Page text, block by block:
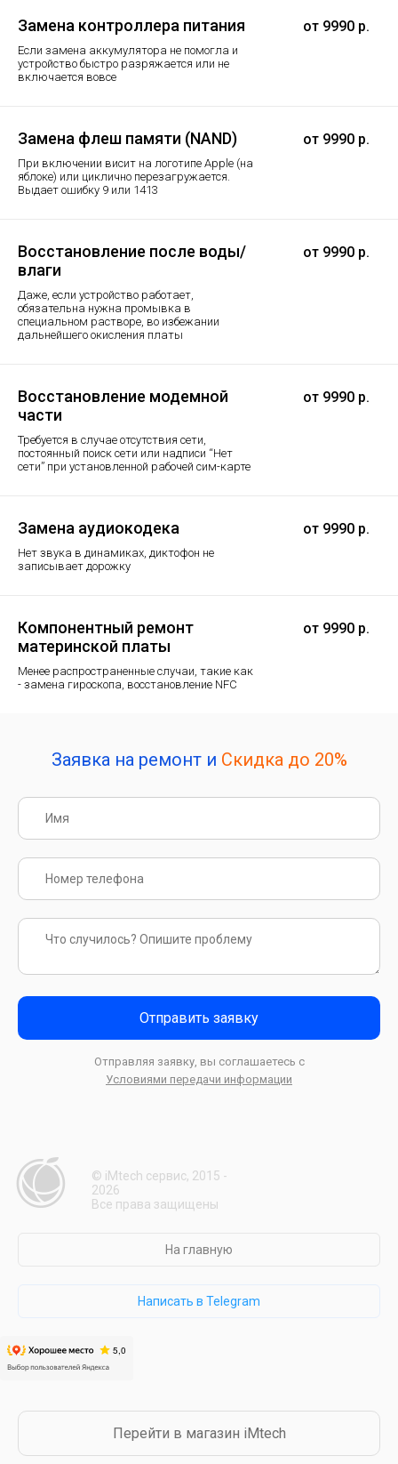
Замена контроллера питания
Если замена аккумулятора не помогла и
устройство быстро разряжается или не
включается вовсе
от 9990 р.
Замена флеш памяти (NAND)
При включении висит на логотипе Apple (на
яблоке) или циклично перезагружается.
Выдает ошибку 9 или 1413
от 9990 р.
Восстановление после воды/
влаги
Даже, если устройство работает,
обязательна нужна промывка в
специальном растворе, во избежании
дальнейшего окисления платы
от 9990 р.
Восстановление модемной
части
Требуется в случае отсутствия сети,
постоянный поиск сети или надписи “Нет
сети” при установленной рабочей сим-карте
от 9990 р.
Замена аудиокодека
Нет звука в динамиках, диктофон не
записывает дорожку
от 9990 р.
Компонентный ремонт
материнской платы
Менее распространенные случаи, такие как
- замена гироскопа, восстановление NFC
от 9990 р.
Заявка на ремонт и Скидка до 20%
Отправить заявку
Отправляя заявку, вы соглашаетесь с
Условиями передачи информации
© iMtech сервис, 2015 -
2026
Все права защищены
На главную
Написать в Telegram
Перейти в магазин iMtech